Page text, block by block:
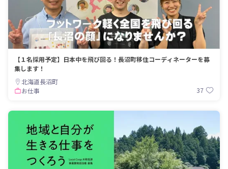
【１名採用予定】日本中を飛び回る！長沼町移住コーディネーターを募
集します！
北海道長沼町
お仕事
37